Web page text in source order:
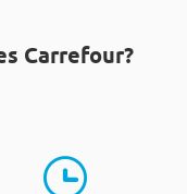
Carrefour?